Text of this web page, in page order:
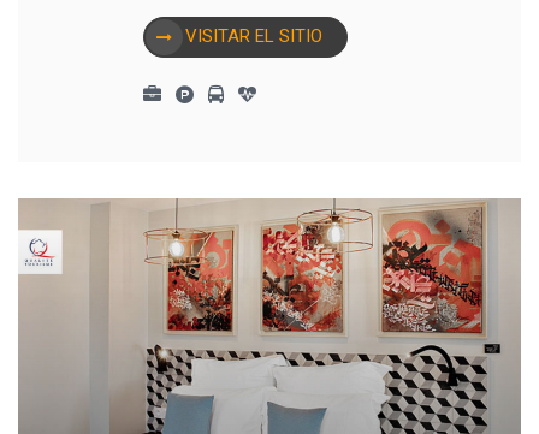
VISITAR EL SITIO